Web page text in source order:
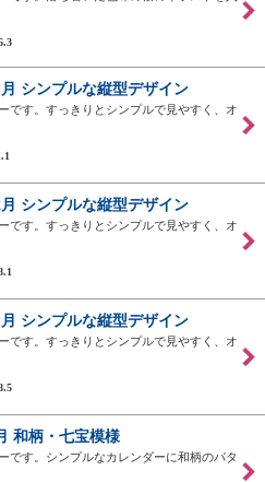
シンプルな縦型デザイン
です。すっきりとシンプルで見やすく、オ
シンプルな縦型デザイン
です。すっきりとシンプルで見やすく、オ
シンプルな縦型デザイン
です。すっきりとシンプルで見やすく、オ
和柄・七宝模様
です。シンプルなカレンダーに和柄のパタ